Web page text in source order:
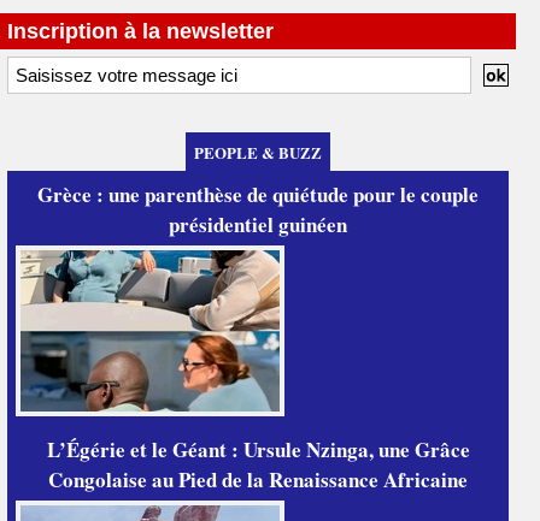
Inscription à la newsletter
PEOPLE & BUZZ
Grèce : une parenthèse de quiétude pour le couple
présidentiel guinéen
L’Égérie et le Géant : Ursule Nzinga, une Grâce
Congolaise au Pied de la Renaissance Africaine